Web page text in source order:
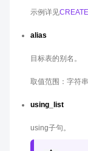
示例详见
alias
目标表的别名。
取值范围：字符
using_list
using子句。